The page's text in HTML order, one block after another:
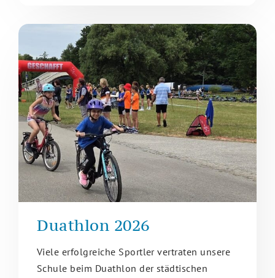
Duathlon 2026
Viele erfolgreiche Sportler vertraten unsere
Schule beim Duathlon der städtischen